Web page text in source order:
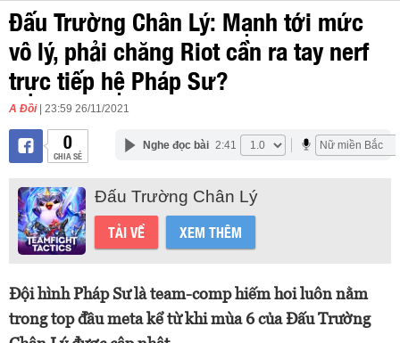
Đấu Trường Chân Lý: Mạnh tới mức
vô lý, phải chăng Riot cần ra tay nerf
trực tiếp hệ Pháp Sư?
A Đồi | 23:59 26/11/2021
0
CHIA SẺ
Nghe đọc bài 2:41
Đấu Trường Chân Lý
TẢI VỀ XEM THÊM
Đội hình Pháp Sư là team-comp hiếm hoi luôn nằm
trong top đầu meta kể từ khi mùa 6 của Đấu Trường